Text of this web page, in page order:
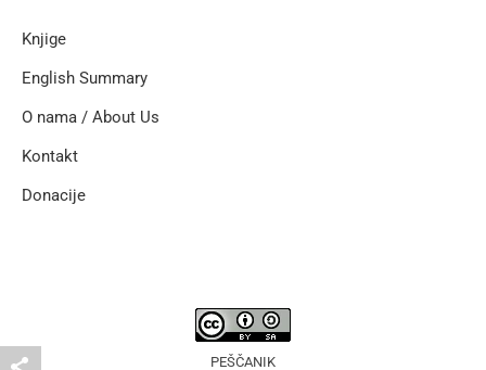
Knjige
English Summary
O nama / About Us
Kontakt
Donacije
PEŠČANIK